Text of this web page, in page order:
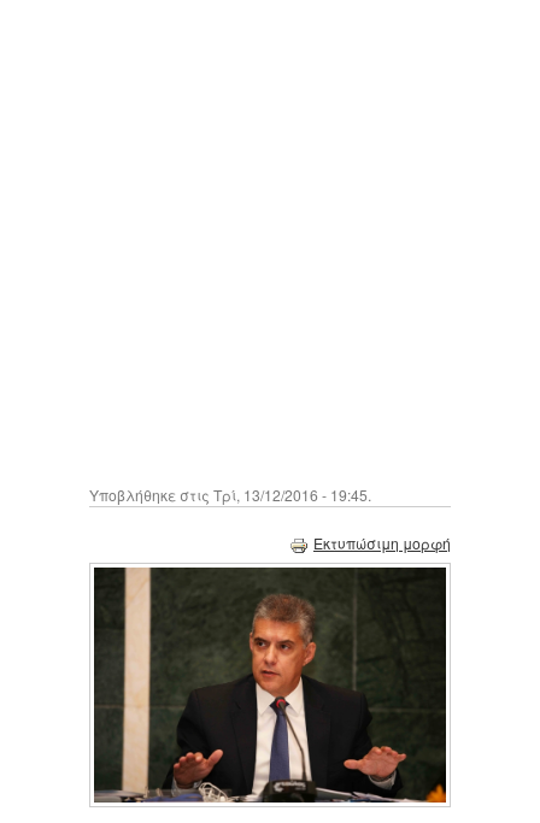
Υποβλήθηκε στις Τρί, 13/12/2016 - 19:45.
Εκτυπώσιμη μορφή